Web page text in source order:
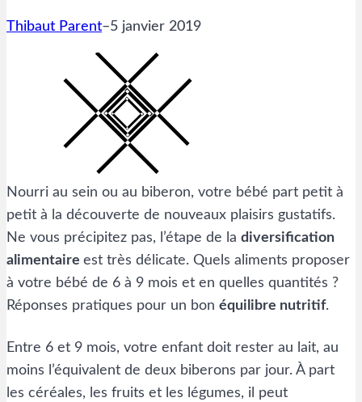
Thibaut Parent–5 janvier 2019
Nourri au sein ou au biberon, votre bébé part petit à
petit à la découverte de nouveaux plaisirs gustatifs.
Ne vous précipitez pas, l’étape de la diversification
alimentaire est très délicate. Quels aliments proposer
à votre bébé de 6 à 9 mois et en quelles quantités ?
Réponses pratiques pour un bon équilibre nutritif.
Entre 6 et 9 mois, votre enfant doit rester au lait, au
moins l’équivalent de deux biberons par jour. À part
les céréales, les fruits et les légumes, il peut